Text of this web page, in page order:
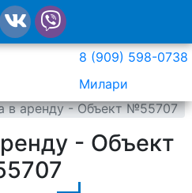
8 (909) 598-0738
Милари
в аренду - Объект №55707
- Объект